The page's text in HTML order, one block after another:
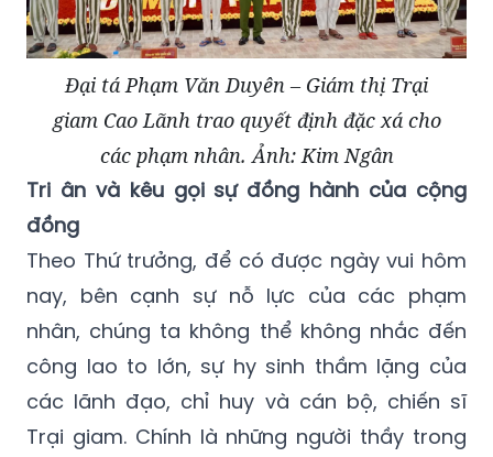
Đại tá Phạm Văn Duyên – Giám thị Trại
giam Cao Lãnh trao quyết định đặc xá cho
các phạm nhân. Ảnh: Kim Ngân
Tri ân và kêu gọi sự đồng hành của cộng
đồng
Theo Thứ trưởng, để có được ngày vui hôm
nay, bên cạnh sự nỗ lực của các phạm
nhân, chúng ta không thể không nhắc đến
công lao to lớn, sự hy sinh thầm lặng của
các lãnh đạo, chỉ huy và cán bộ, chiến sĩ
Trại giam. Chính là những người thầy trong